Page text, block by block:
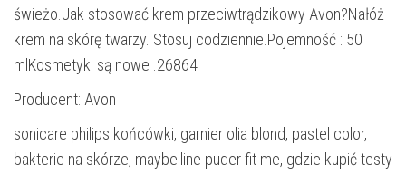
świeżo.Jak stosować krem przeciwtrądzikowy Avon?Nałóż
krem na skórę twarzy. Stosuj codziennie.Pojemność : 50
mlKosmetyki są nowe .26864
Producent: Avon
sonicare philips końcówki, garnier olia blond, pastel color,
bakterie na skórze, maybelline puder fit me, gdzie kupić testy